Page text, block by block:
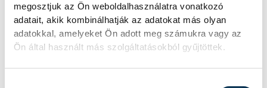
megosztjuk az Ön weboldalhasználatra vonatkozó
adatait, akik kombinálhatják az adatokat más olyan
adatokkal, amelyeket Ön adott meg számukra vagy az
Ön által használt más szolgáltatásokból gyűjtöttek.